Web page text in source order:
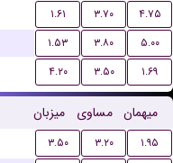
۱.۶۱ ۳.۷۰
۴.۷۵
۱.۵۳ ۳.۸۰
۵.۰۰
۴.۲۰ ۳.۵۰ ۱.۶۹
میزبان مساوی میهمان
۳.۵۰ ۳.۲۰
۱.۹۵